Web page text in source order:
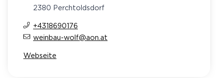
2380 Perchtoldsdorf
+4318690176
weinbau-wolf@aon.at
Webseite